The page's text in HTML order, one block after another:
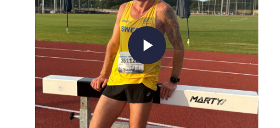
play_arrow